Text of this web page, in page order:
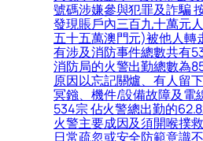
號碼涉嫌參與犯罪及詐騙
發現賬戶內三百九十萬元
五十五萬澳門元)被他人轉
有涉及消防事件總數共有
消防局的火警出勤總數為
原因以忘記關爐、有人留
冥鏹、機件/設備故障及電
534宗 佔火警總出勤的
火警主要成因及須開喉撲
日常疏忽或安全防範意識